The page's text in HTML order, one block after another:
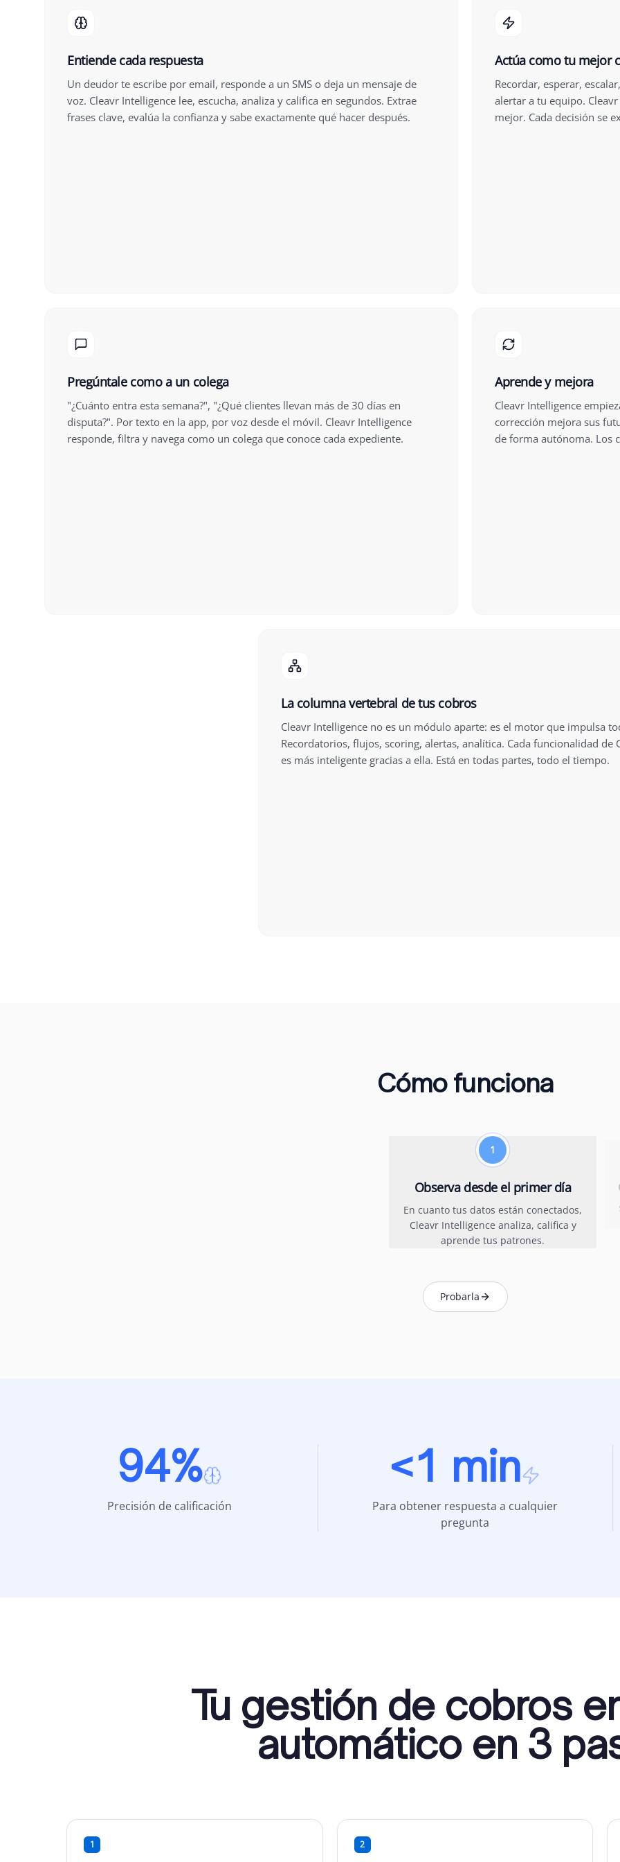
Entiende cada respuesta
Un deudor te escribe por email, responde a un SMS o deja un mensaje de
voz. Cleavr Intelligence lee, escucha, analiza y califica en segundos. Extrae
frases clave, evalúa la confianza y sabe exactamente qué hacer después.
Actúa como tu mejor
Recordar, esperar,
alertar a tu equipo.
mejor. Cada decisión se
Pregúntale como a un colega
"¿Cuánto entra esta semana?", "¿Qué clientes llevan más de 30 días en
disputa?". Por texto en la app, por voz desde el móvil. Cleavr Intelligence
responde, filtra y navega como un colega que conoce cada expediente.
Aprende y mejora
Cleavr Intelligence
corrección mejora sus
de forma autónoma. Los
La columna vertebral de tus cobros
Cleavr Intelligence no es un módulo aparte: es el motor que impulsa
Recordatorios, flujos, scoring, alertas, analítica. Cada funcionalidad de
es más inteligente gracias a ella. Está en todas partes, todo el tiempo.
Cómo funciona
1
Observa desde el primer día
En cuanto tus datos están conectados,
Cleavr Intelligence analiza, califica y
aprende tus patrones.
Probarla
94% <1 min
Precisión de calificación
Para obtener respuesta a cualquier
pregunta
Tu gestión de cobros
automático en 3
1 2